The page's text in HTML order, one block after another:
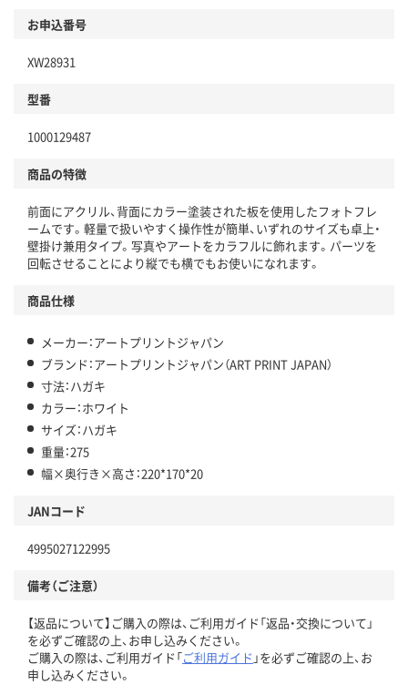
お申込番号
XW28931
型番
1000129487
商品の特徴
前面にアクリル、背面にカラー塗装された板を使用したフォトフレ
ームです。軽量で扱いやすく操作性が簡単、いずれのサイズも卓上・
壁掛け兼用タイプ。写真やアートをカラフルに飾れます。パーツを
回転させることにより縦でも横でもお使いになれます。
商品仕様
メーカー：アートプリントジャパン
ブランド：アートプリントジャパン（ART PRINT JAPAN）
寸法：ハガキ
カラー：ホワイト
サイズ：ハガキ
重量：275
幅×奥行き×高さ：220*170*20
JANコード
4995027122995
備考（ご注意）
【返品について】ご購入の際は、ご利用ガイド「返品・交換について」
を必ずご確認の上、お申し込みください。
ご購入の際は、ご利用ガイド「ご利用ガイド 」を必ずご確認の上、お
申し込みください。